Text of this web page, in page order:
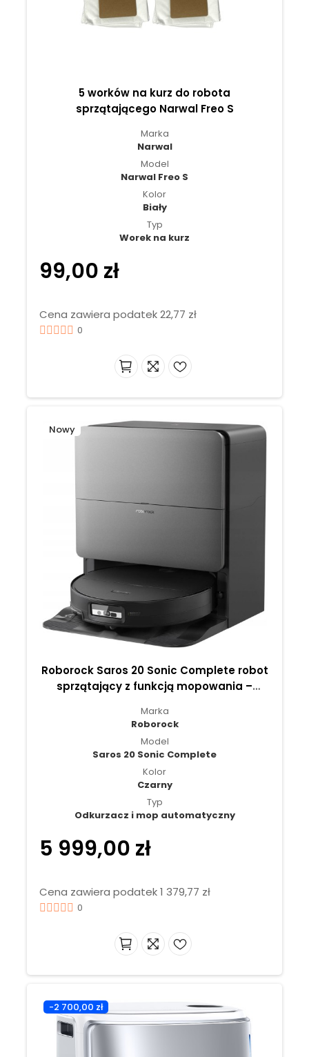
5 worków na kurz do robota
sprzątającego Narwal Freo S
Marka
Narwal
Model
Narwal Freo S
Kolor
Biały
Typ
Worek na kurz
99,00 zł
Cena zawiera podatek 22,77 zł
0
Nowy
Roborock Saros 20 Sonic Complete robot
sprzątający z funkcją mopowania –
5.0 - Czarny
Marka
Roborock
Model
Saros 20 Sonic Complete
Kolor
Czarny
Typ
Odkurzacz i mop automatyczny
5 999,00 zł
Cena zawiera podatek 1 379,77 zł
0
-2 700,00 zł